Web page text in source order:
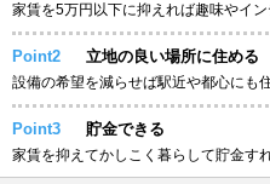
家賃を5万円以下に抑えれば趣味やイ
Point2 立地の良い場所に住める
設備の希望を減らせば駅近や都心にも
Point3 貯金できる
家賃を抑えてかしこく暮らして貯金す